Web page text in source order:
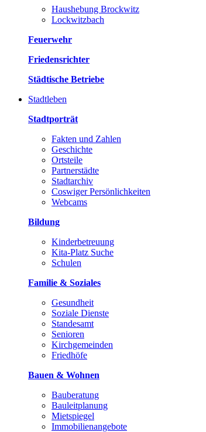
Haushebung Brockwitz
Lockwitzbach
Feuerwehr
Friedensrichter
Städtische Betriebe
Stadtleben
Stadtporträt
Fakten und Zahlen
Geschichte
Ortsteile
Partnerstädte
Stadtarchiv
Coswiger Persönlichkeiten
Webcams
Bildung
Kinderbetreuung
Kita-Platz Suche
Schulen
Familie & Soziales
Gesundheit
Soziale Dienste
Standesamt
Senioren
Kirchgemeinden
Friedhöfe
Bauen & Wohnen
Bauberatung
Bauleitplanung
Mietspiegel
Immobilienangebote